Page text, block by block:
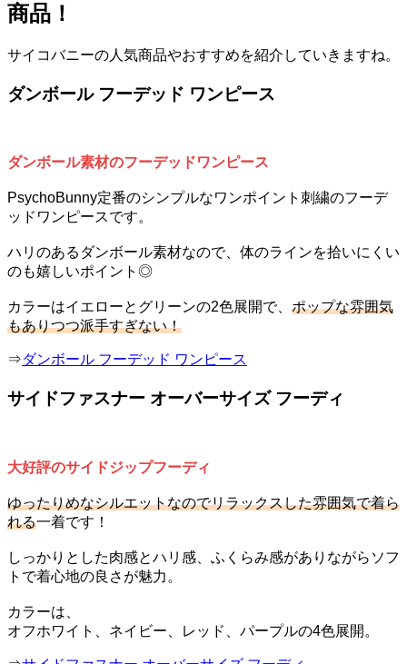
商品！
サイコバニーの人気商品やおすすめを紹介していきますね。
ダンボール フーデッド ワンピース
ダンボール素材のフーデッドワンピース
PsychoBunny定番のシンプルなワンポイント刺繍のフーデ
ッドワンピースです。
ハリのあるダンボール素材なので、体のラインを拾いにくい
のも嬉しいポイント◎
カラーはイエローとグリーンの2色展開で、 ポップな雰囲気
もありつつ派手すぎない！
⇒ダンボール フーデッド ワンピース
サイドファスナー オーバーサイズ フーディ
大好評のサイドジップフーディ
ゆったりめなシルエットなのでリラックスした雰囲気で着ら
れる一着です！
しっかりとした肉感とハリ感、ふくらみ感がありながらソフ
トで着心地の良さが魅力。
カラーは、
オフホワイト、ネイビー、レッド、パープルの4色展開。